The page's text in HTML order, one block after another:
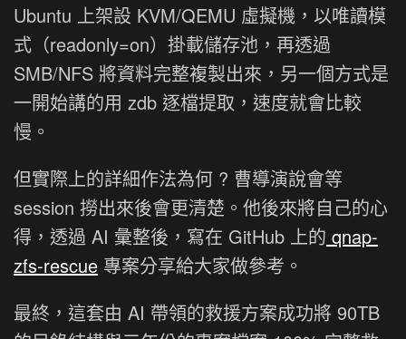
Ubuntu 上架設 KVM/QEMU 虛擬機，以唯讀模
式（readonly=on）掛載儲存池，再透過
SMB/NFS 將資料完整複製出來，另一個方式是
一開始講的用 zdb 逐檔提取，速度就會比較
慢。
但實際上的詳細作法為何 ? 曹導演說會等
session 撈出來後會更清楚。他後來將自己的心
得，透過 AI 彙整後，寫在 GitHub 上的 qnap-
zfs-rescue 專案分享給大家做參考。
最終，這套由 AI 帶領的救援方案成功將 90TB